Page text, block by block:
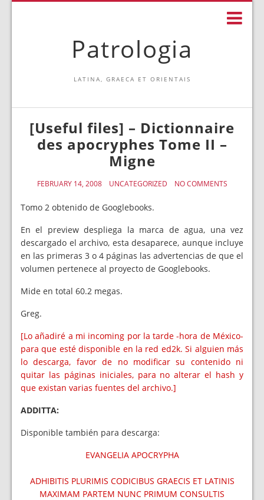
Patrologia
LATINA, GRAECA ET ORIENTAIS
[Useful files] – Dictionnaire
des apocryphes Tome II –
Migne
FEBRUARY 14, 2008 UNCATEGORIZED NO COMMENTS
Tomo 2 obtenido de Googlebooks.
En el preview despliega la marca de agua, una vez
descargado el archivo, esta desaparece, aunque incluye
en las primeras 3 o 4 páginas las advertencias de que el
volumen pertenece al proyecto de Googlebooks.
Mide en total 60.2 megas.
Greg.
[Lo añadiré a mi incoming por la tarde -hora de México-
para que esté disponible en la red ed2k. Si alguien más
lo descarga, favor de no modificar su contenido ni
quitar las páginas iniciales, para no alterar el hash y
que existan varias fuentes del archivo.]
ADDITTA:
Disponible también para descarga:
EVANGELIA APOCRYPHA
ADHIBITIS PLURIMIS CODICIBUS GRAECIS ET LATINIS
MAXIMAM PARTEM NUNC PRIMUM CONSULTIS